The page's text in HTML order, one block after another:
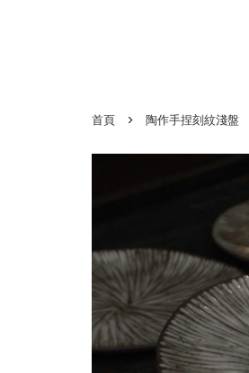
首頁 › 陶作手捏刻紋淺盤